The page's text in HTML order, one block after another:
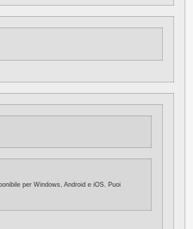
per Windows, Android e iOS. Puoi